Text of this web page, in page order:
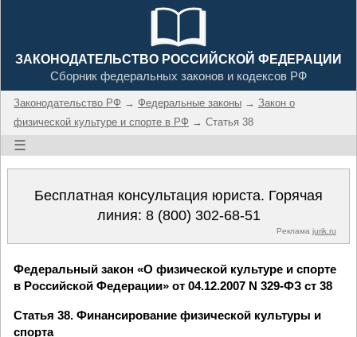
ЗАКОНОДАТЕЛЬСТВО РОССИЙСКОЙ ФЕДЕРАЦИИ
Сборник федеральных законов и кодексов РФ
Законодательство РФ → Федеральные законы → Закон о
физической культуре и спорте в РФ → Статья 38
☰
Бесплатная консультация юриста. Горячая
линия: 8 (800) 302-68-51
Реклама jurik.ru
Федеральный закон «О физической культуре и спорте
в Российской Федерации» от 04.12.2007 N 329-ФЗ ст 38
Статья 38. Финансирование физической культуры и
спорта